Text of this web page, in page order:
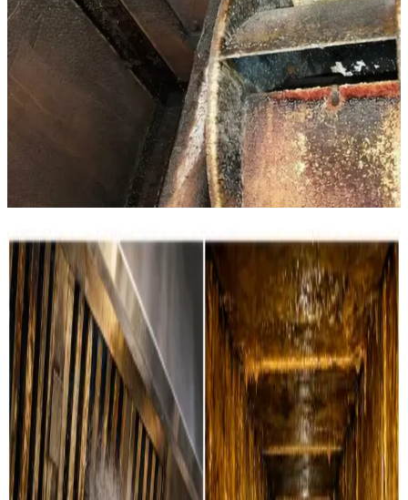
Ventilationsrens i Otterup — for alle
typer anlæg
Boligventilation
Grundig rensning af ventilationskanaler, ventiler og
aggregater i private boliger i Otterup. Vi servicerer alle
mærker.
Læs mere